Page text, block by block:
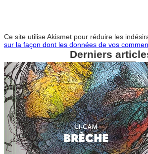
Ce site utilise Akismet pour réduire les
sur la façon dont les données de vos
Derniers